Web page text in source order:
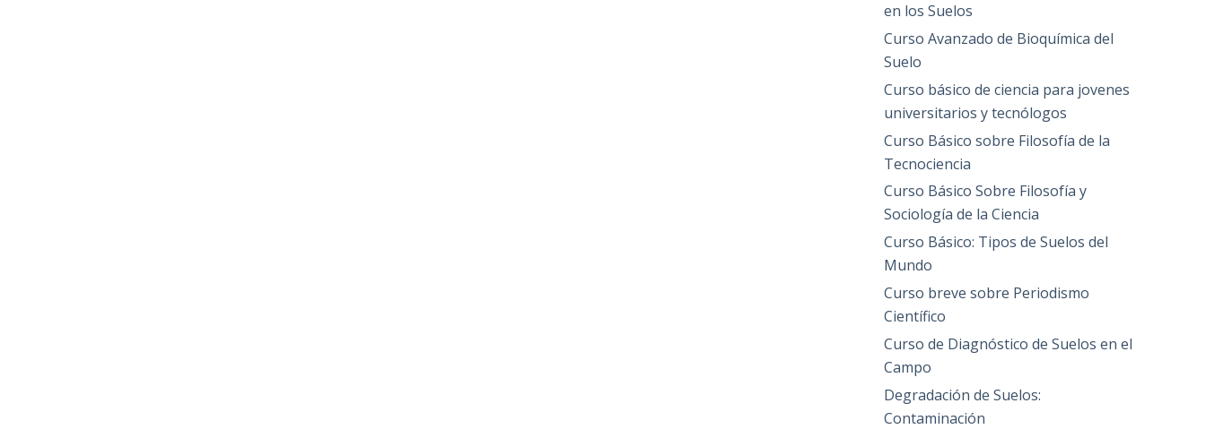
en los Suelos
Curso Avanzado de Bioquímica del
Suelo
Curso básico de ciencia para jovenes
universitarios y tecnólogos
Curso Básico sobre Filosofía de la
Tecnociencia
Curso Básico Sobre Filosofía y
Sociología de la Ciencia
Curso Básico: Tipos de Suelos del
Mundo
Curso breve sobre Periodismo
Científico
Curso de Diagnóstico de Suelos en el
Campo
Degradación de Suelos:
Contaminación